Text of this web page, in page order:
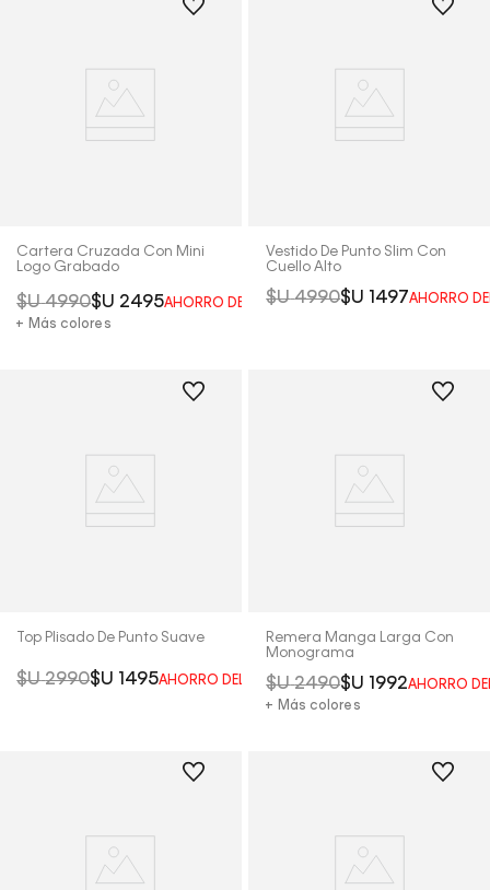
Cartera Cruzada Con Mini
Logo Grabado
$U 4990$U 2495AHORRO DEL
50%
+ Más colores
Vestido De Punto Slim Con
Cuello Alto
$U 4990$U 1497AHORRO
Top Plisado De Punto Suave
$U 2990$U 1495AHORRO DEL 50%
Remera Manga Larga Con
Monograma
$U 2490$U 1992AHORRO
+ Más colores